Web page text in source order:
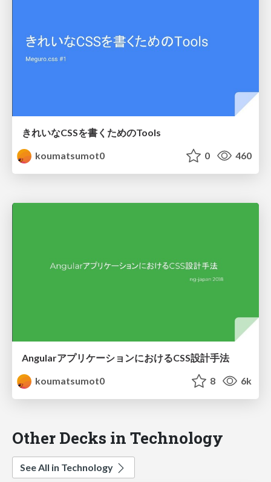
きれいなCSSを書くためのTools
koumatsumot0
0 460
AngularアプリケーションにおけるCSS設計手法
koumatsumot0
8 6k
Other Decks in Technology
See All in Technology